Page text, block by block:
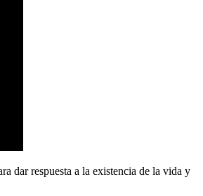
dar respuesta a la existencia de la vida y